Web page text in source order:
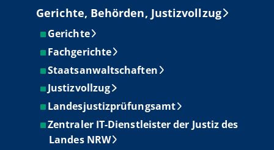
Gerichte, Behörden, Justizvollzug
Gerichte
Fachgerichte
Staatsanwaltschaften
Justizvollzug
Landesjustizprüfungsamt
Zentraler IT-Dienstleister der Justiz des
Landes NRW